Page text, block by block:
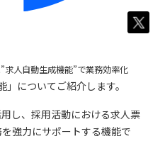
についてご紹介します。
し、採用活動における求人票
強力にサポートする機能で